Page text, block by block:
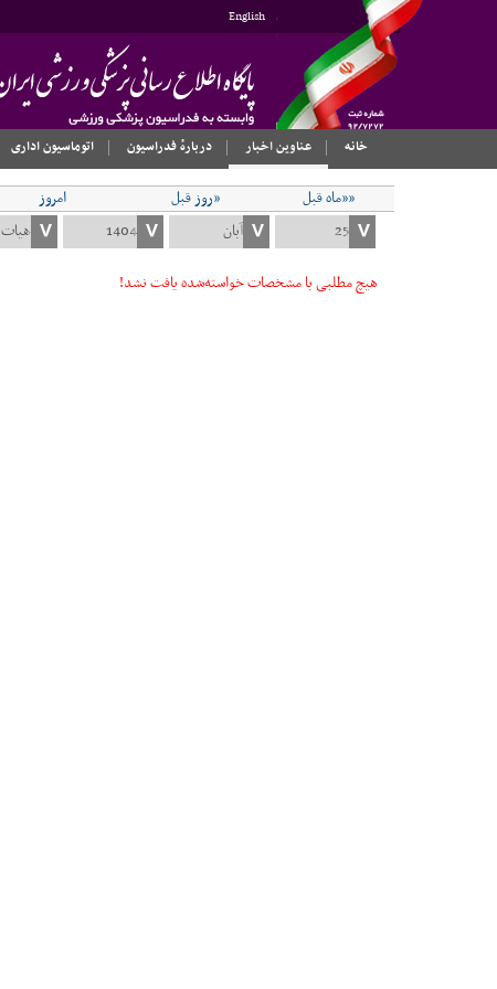
English
خانه
عناوین اخبار دربارهٔ فدراسیون اتوماسیون اداری
««ماه قبل «روز قبل امروز
هیچ مطلبی با مشخصات خواسته‌شده یافت نشد!